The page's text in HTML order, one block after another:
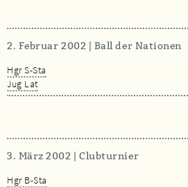
2. Februar 2002 | Ball der Nationen
Hgr S-Sta
Jug Lat
3. März 2002 | Clubturnier
Hgr B-Sta